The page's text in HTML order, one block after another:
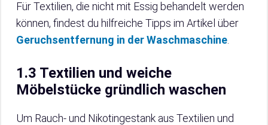
Für Textilien, die nicht mit Essig behandelt werden
können, findest du hilfreiche Tipps im Artikel über
Geruchsentfernung in der Waschmaschine
1.3 Textilien und weiche
Möbelstücke gründlich waschen
Um Rauch- und Nikotingestank aus Textilien und